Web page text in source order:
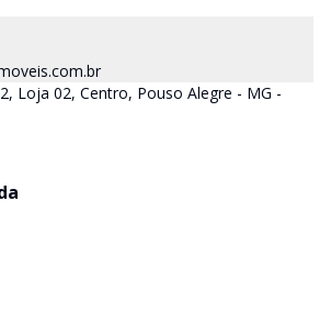
Loja 02, Centro, Pouso Alegre - MG -